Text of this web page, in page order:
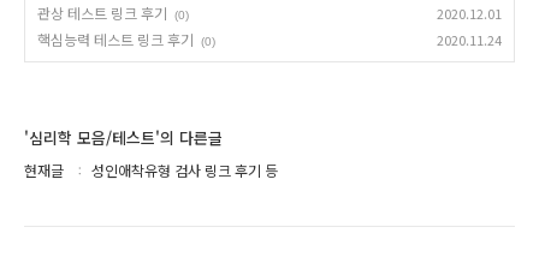
관상 테스트 링크 후기 (0) 2020.12.01
핵심능력 테스트 링크 후기 (0) 2020.11.24
'심리학 모음/테스트'의 다른글
현재글 성인애착유형 검사 링크 후기 등